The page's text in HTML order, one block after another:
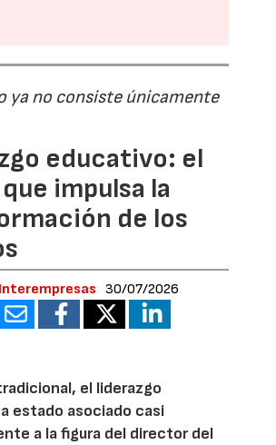
ya no consiste únicamente
educativo: el
impulsa la
de los
30/07/2026
el liderazgo
estado asociado casi
a la figura del director del